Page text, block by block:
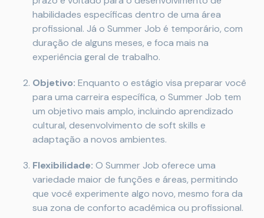
habilidades específicas dentro de uma área
profissional. Já o Summer Job é temporário, com
duração de alguns meses, e foca mais na
experiência geral de trabalho.
Objetivo: Enquanto o estágio visa preparar você
para uma carreira específica, o Summer Job tem
um objetivo mais amplo, incluindo aprendizado
cultural, desenvolvimento de soft skills e
adaptação a novos ambientes.
Flexibilidade: O Summer Job oferece uma
variedade maior de funções e áreas, permitindo
que você experimente algo novo, mesmo fora da
sua zona de conforto acadêmica ou profissional.